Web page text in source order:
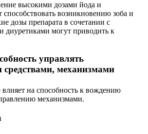
высокими дозами йода и
возникновению зоба и
дозы препарата в сочетании с
диуретиками могут приводить к
управлять
механизмами
влияет на способность к вождению
механизмами.